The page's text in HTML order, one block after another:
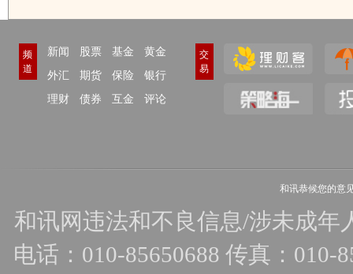
频
道
新闻 股票 基金
黄金
外汇
期货 保险
银行
理财
债券 互金 评论
交
易
和讯恭候您的意
和讯网违法和不良信息/涉未成年
电话：010-85650688 传真：010-